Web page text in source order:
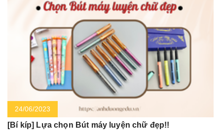
24/06/2023
[Bí kíp] Lựa chọn Bút máy luyện chữ đẹp!!